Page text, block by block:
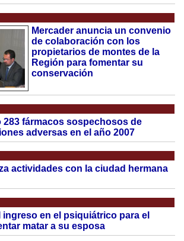
Mercader anuncia un convenio
de colaboración con los
propietarios de montes de la
Región para fomentar su
conservación
283 fármacos sospechosos de
adversas en el año 2007
actividades con la ciudad hermana
ingreso en el psiquiátrico para el
matar a su esposa